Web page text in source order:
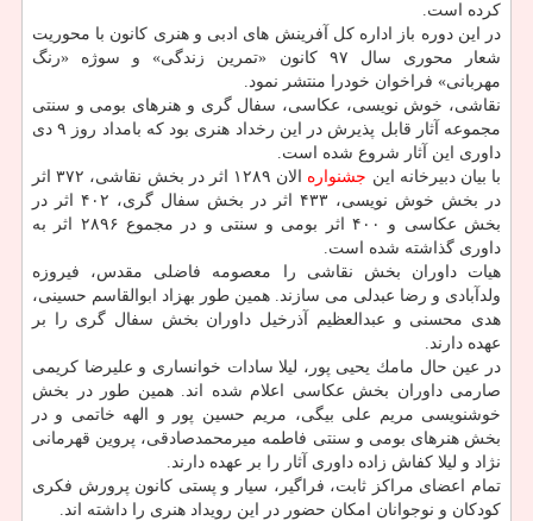
كرده است.
در این دوره باز اداره كل آفرینش های ادبی و هنری كانون با محوریت
شعار محوری سال ۹۷ كانون «تمرین زندگی» و سوژه «رنگ
مهربانی» فراخوان خودرا منتشر نمود.
نقاشی، خوش نویسی، عكاسی، سفال گری و هنرهای بومی و سنتی
مجموعه آثار قابل پذیرش در این رخداد هنری بود كه بامداد روز ۹ دی
داوری این آثار شروع شده است.
با بیان دبیرخانه این جشنواره
الان ۱۲۸۹ اثر در بخش نقاشی، ۳۷۲ اثر
در بخش خوش نویسی، ۴۳۳ اثر در بخش سفال گری، ۴۰۲ اثر در
بخش عكاسی و ۴۰۰ اثر بومی و سنتی و در مجموع ۲۸۹۶ اثر به
داوری گذاشته شده است.
هیات داوران بخش نقاشی را معصومه فاضلی مقدس، فیروزه
ولدآبادی و رضا عبدلی می سازند. همین طور بهزاد ابوالقاسم حسینی،
هدی محسنی و عبدالعظیم آذرخیل داوران بخش سفال گری را بر
عهده دارند.
در عین حال مامك یحیی پور، لیلا سادات خوانساری و علیرضا كریمی
صارمی داوران بخش عكاسی اعلام شده اند. همین طور در بخش
خوشنویسی مریم علی بیگی، مریم حسین پور و الهه خاتمی و در
بخش هنرهای بومی و سنتی فاطمه میرمحمدصادقی، پروین قهرمانی
نژاد و لیلا كفاش زاده داوری آثار را بر عهده دارند.
تمام اعضای مراكز ثابت، فراگیر، سیار و پستی كانون پرورش فكری
كودكان و نوجوانان امكان حضور در این رویداد هنری را داشته اند.